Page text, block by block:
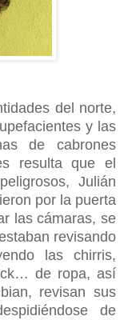
del norte,
y las
de cabrones
resulta que el
Julián
por la puerta
las cámaras, se
revisando
las chirris,
de ropa, así
revisan sus
de